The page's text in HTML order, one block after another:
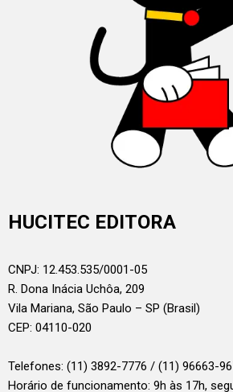
HUCITEC EDITORA
CNPJ: 12.453.535/0001-05
R. Dona Inácia Uchôa, 209
Vila Mariana, São Paulo – SP (Brasil)
CEP: 04110-020
Telefones: (11) 3892-7776 / (11) 96663-
Horário de funcionamento: 9h às 17h,